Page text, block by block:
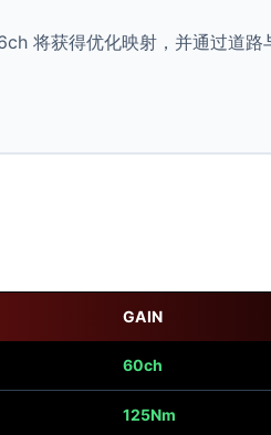
将获得优化映射，并通过道路
GAIN
60ch
125Nm